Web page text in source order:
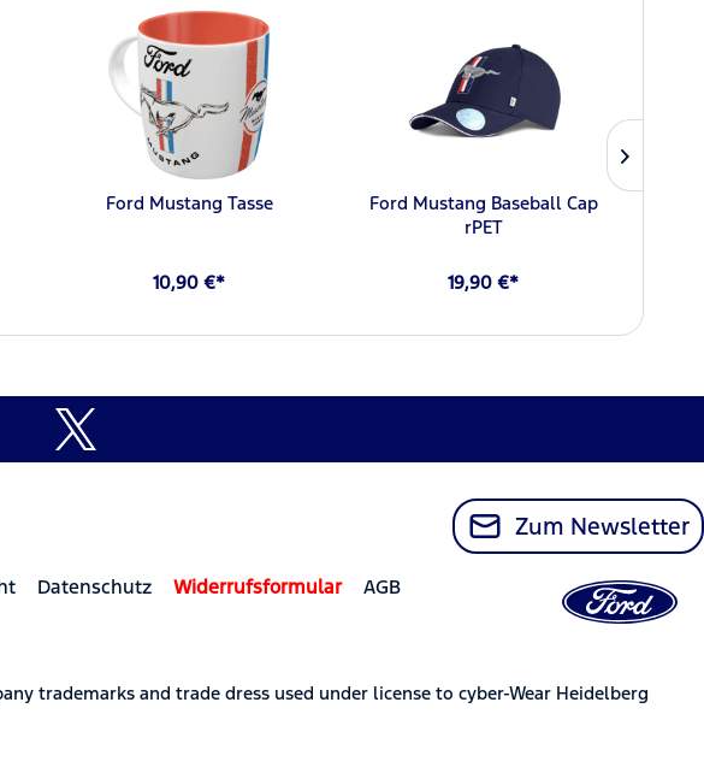
Ford Mustang Tasse
10,90 €*
Ford Mustang Baseball Cap
rPET
19,90 €*
Zum Newsletter
Datenschutz Widerrufsformular
AGB
trademarks and trade dress used under license to cyber-Wear Heidelberg